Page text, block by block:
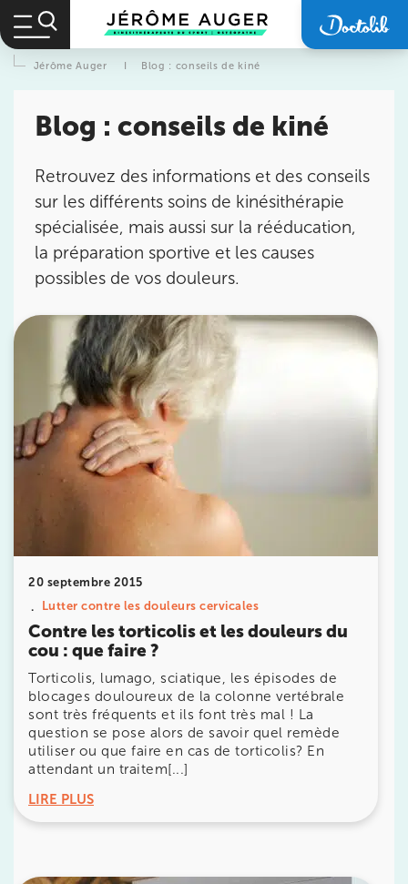
Jérôme Auger I Blog : conseils de kiné
Blog : conseils de kiné
Retrouvez des informations et des conseils
sur les différents soins de kinésithérapie
spécialisée, mais aussi sur la rééducation,
la préparation sportive et les causes
possibles de vos douleurs.
20 septembre 2015
Lutter contre les douleurs cervicales
Contre les torticolis et les douleurs du
cou : que faire ?
Torticolis, lumago, sciatique, les épisodes de
blocages douloureux de la colonne vertébrale
sont très fréquents et ils font très mal ! La
question se pose alors de savoir quel remède
utiliser ou que faire en cas de torticolis? En
attendant un traitem[...]
LIRE PLUS
Prendre rendez-vous
avec les équipes
de Jérôme Auger
Bénéficiez de l’ expertise de Jérôme Auger
ses équipes
IK – Institut Kinésithérapie
KOSS, votre allié sport du
quotidien.
IK PARIS 16 – TROCADÉRO
8 Av. de Camoens 75116 Paris
8 Av. de Camoens 75116 Paris
01 42 15 22 46
Prenez RDV sur
Prenez RDV sur